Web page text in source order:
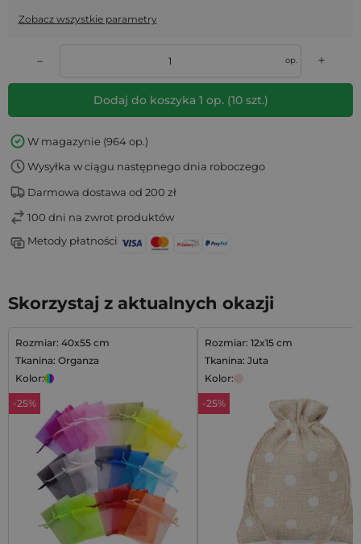
Zobacz wszystkie parametry
– op. +
Dodaj do koszyka 1 op. (10szt.)
W magazynie (964 op.)
Wysyłka w ciągu następnego dnia roboczego
Darmowa dostawa od 200 zł
100 dni na zwrot produktów
Metody płatności
Skorzystaj z aktualnych okazji
Rozmiar: 40x55 cm
Tkanina: Organza
Kolor:
-25%
Rozmiar: 12x15 cm
Tkanina: Juta
Kolor:
-25%